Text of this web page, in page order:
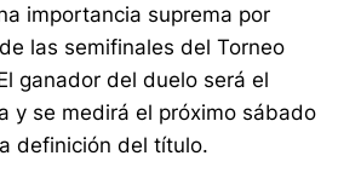
importancia suprema por
las semifinales del Torneo
ganador del duelo será el
y se medirá el próximo sábado
definición del título.